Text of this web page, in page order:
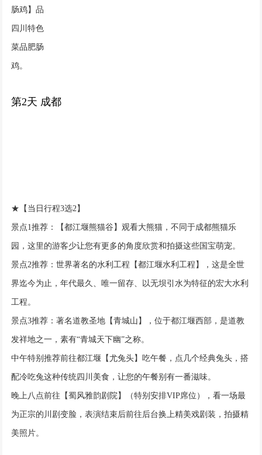
肠鸡】品
四川特色
菜品肥肠
鸡。
第2天 成都
★【当日行程3选2】
景点1推荐：【都江堰熊猫谷】观看大熊猫，不同于成都熊猫乐
园，这里的游客少让您有更多的角度欣赏和拍摄这些国宝萌宠。
景点2推荐：世界著名的水利工程【都江堰水利工程】，这是全世
界迄今为止，年代最久、唯一留存、以无坝引水为特征的宏大水利
工程。
景点3推荐：著名道教圣地【青城山】，位于都江堰西部，是道教
发祥地之一，素有“青城天下幽”之称。
中午特别推荐前往都江堰【尤兔头】吃午餐，点几个经典兔头，搭
配冷吃兔这种传统四川美食，让您的午餐别有一番滋味。
晚上八点前往【蜀风雅韵剧院】（特别安排VIP席位），看一场最
为正宗的川剧变脸，表演结束后前往后台换上精美戏剧装，拍摄精
美照片。